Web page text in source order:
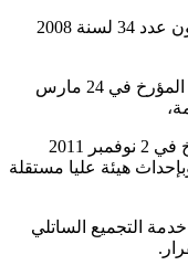
وعلى مجلة الديوانة الصادرة بمقتضى القانون عدد 34 لسنة 2008
وعلى القانون الأساسي عدد 22 لسنة 2016 المؤرخ في 24 مارس
وعلى المرسوم عدد 116 لسنة 2011 المؤرخ في 2 نوفمبر 2011
هيئة عليا مستقلة
التجميع الساتلي